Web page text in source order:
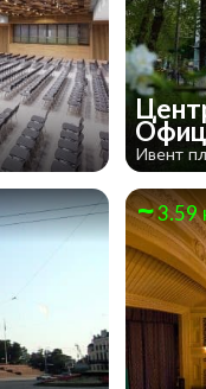
Ивент
3.59